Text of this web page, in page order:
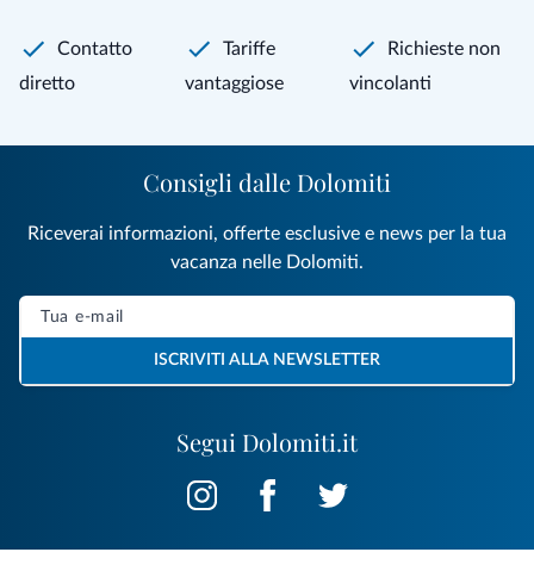
Contatto
diretto
Tariffe
vantaggiose
Richieste non
vincolanti
Segui Dolomiti.it
Consigli dalle Dolomiti
Riceverai informazioni, offerte esclusive e news per la tua
vacanza nelle Dolomiti.
ISCRIVITI ALLA NEWSLETTER